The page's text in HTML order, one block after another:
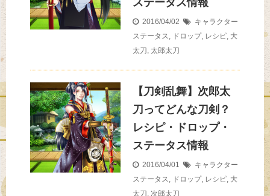
ステータス情報
2016/04/02
キャラクター
ステータス, ドロップ, レシピ, 大
太刀 , 太郎太刀
【刀剣乱舞】次郎太
刀ってどんな刀剣？
レシピ・ドロップ・
ステータス情報
2016/04/01
キャラクター
ステータス, ドロップ, レシピ, 大
太刀 , 次郎太刀